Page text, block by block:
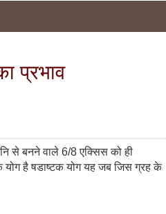
प्रभाव
से बनने वाले 6/8 एक्सिस को ही
योग है षडाष्टक योग यह जब जिस ग्रह के